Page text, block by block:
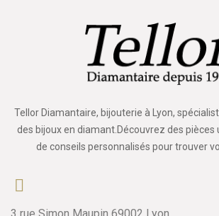
Tellor Diamantaire, bijouterie à Lyon,
des bijoux en diamant.Découvrez des
de conseils personnalisés pour trouver
3 rue Simon Maupin 69002 Lyon